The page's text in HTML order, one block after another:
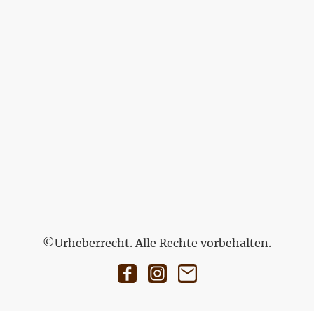
©Urheberrecht. Alle Rechte vorbehalten.